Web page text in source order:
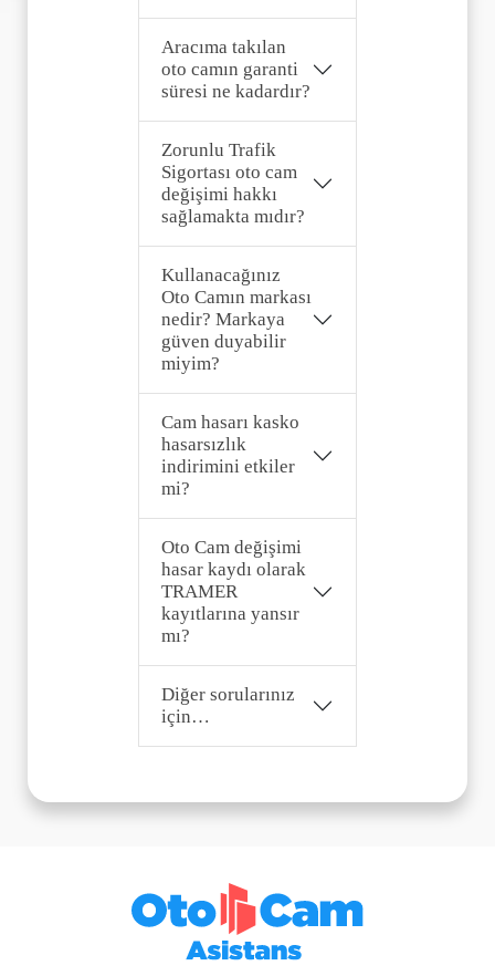
Aracıma takılan
oto camın garanti
süresi ne kadardır?
Zorunlu Trafik
Sigortası oto cam
değişimi hakkı
sağlamakta mıdır?
Kullanacağınız
Oto Camın markası
nedir? Markaya
güven duyabilir
miyim?
Cam hasarı kasko
hasarsızlık
indirimini etkiler
mi?
Oto Cam değişimi
hasar kaydı olarak
TRAMER
kayıtlarına yansır
mı?
Diğer sorularınız
için…